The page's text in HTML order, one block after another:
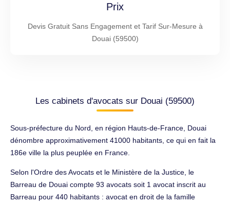
Prix
Devis Gratuit Sans Engagement et Tarif Sur-Mesure à
Douai (59500)
Les cabinets d'avocats sur Douai (59500)
Sous-préfecture du Nord, en région Hauts-de-France, Douai
dénombre approximativement 41000 habitants, ce qui en fait la
186e ville la plus peuplée en France.
Selon l'Ordre des Avocats et le Ministère de la Justice, le
Barreau de Douai compte 93 avocats soit 1 avocat inscrit au
Barreau pour 440 habitants : avocat en droit de la famille